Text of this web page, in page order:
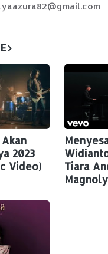
2023
Video)
Tiara